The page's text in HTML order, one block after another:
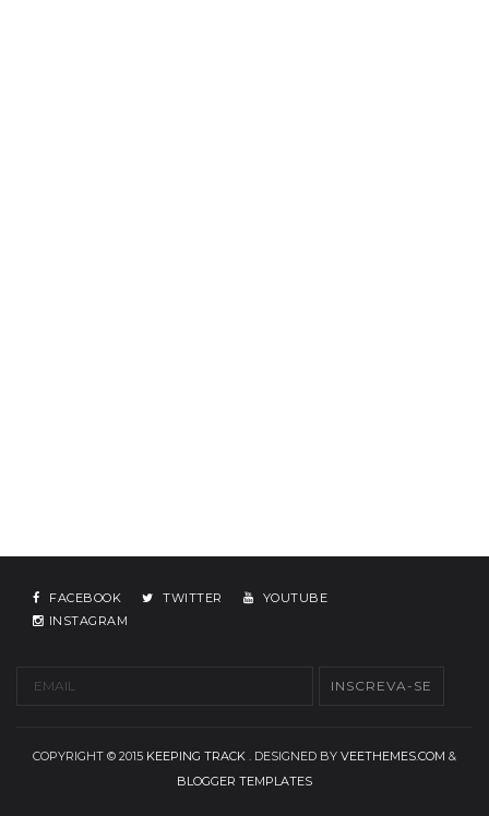
FACEBOOK TWITTER
YOUTUBE
INSTAGRAM
COPYRIGHT © 2015 KEEPING TRACK . DESIGNED BY VEETHEMES.COM &
BLOGGER TEMPLATES